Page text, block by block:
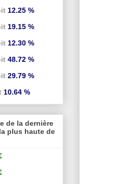
12.25 %
19.15 %
12.30 %
48.72 %
29.79 %
10.64 %
de la dernière
plus haute de